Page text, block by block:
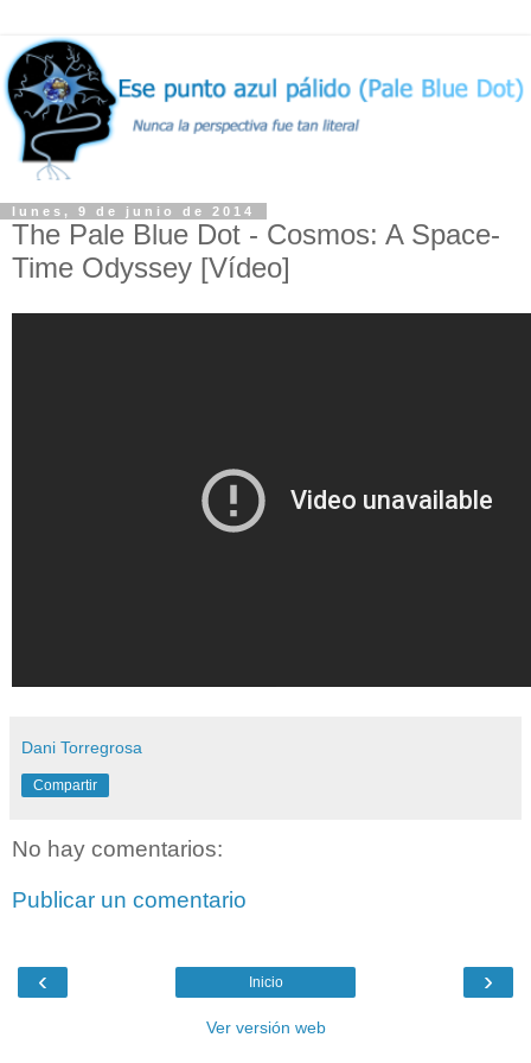
lunes, 9 de junio de 2014
The Pale Blue Dot - Cosmos: A Space-
Time Odyssey [Vídeo]
Dani Torregrosa
Compartir
No hay comentarios:
Publicar un comentario
‹ ›
Inicio
Ver versión web